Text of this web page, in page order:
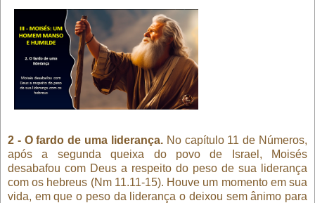
2 - O fardo de uma liderança.No capítulo 11 de Números,
após a segunda queixa do povo de Israel, Moisés
desabafou com Deus a respeito do peso de sua liderança
com os hebreus (Nm 11.11-15). Houve um momento em sua
vida, em que o peso da liderança o deixou sem ânimo para